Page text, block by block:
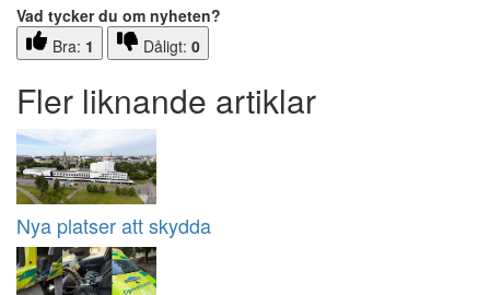
Vad tycker du om nyheten?
Bra: 1 Dåligt: 0
Fler liknande artiklar
Nya platser att skydda